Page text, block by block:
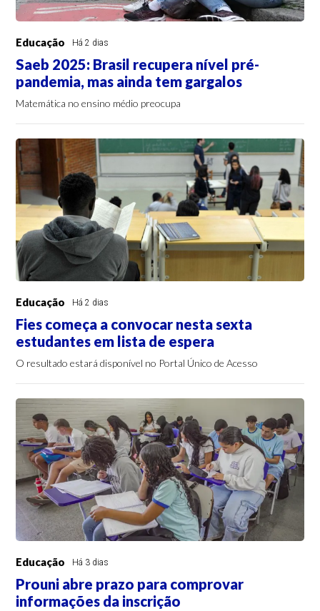
Educação Há 2 dias
Saeb 2025: Brasil recupera nível pré-
pandemia, mas ainda tem gargalos
Matemática no ensino médio preocupa
Educação Há 2 dias
Fies começa a convocar nesta sexta
estudantes em lista de espera
O resultado estará disponível no Portal Único de Acesso
Educação Há 3 dias
Prouni abre prazo para comprovar
informações da inscrição